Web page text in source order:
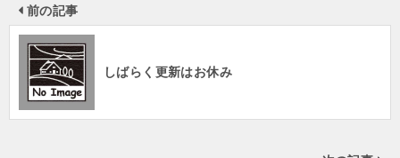
前の記事
しばらく更新はお休み